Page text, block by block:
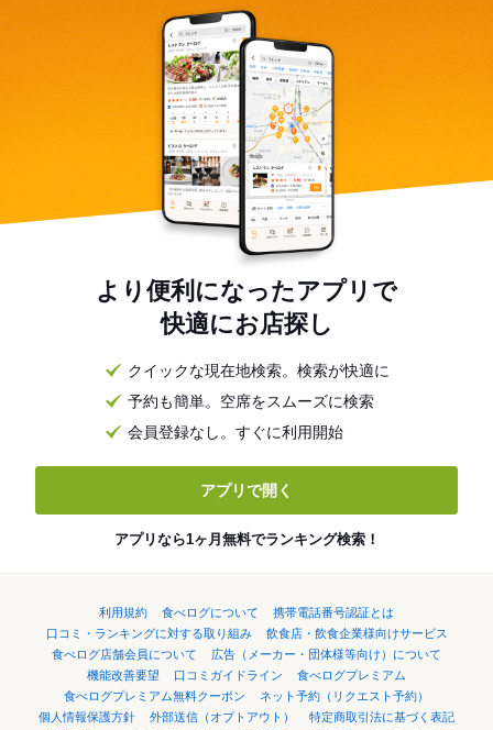
より便利になったアプリで
快適にお店探し
クイックな現在地検索。検索が快適に
予約も簡単。空席をスムーズに検索
会員登録なし。すぐに利用開始
アプリで開く
アプリなら1ヶ月無料でランキング検索！
利用規約 食べログについて
携帯電話番号認証とは
口コミ・ランキングに対する取り組み
飲食店・飲食企業様向けサービス
食べログ店舗会員について
広告（メーカー・団体様等向け）について
機能改善要望
口コミガイドライン
食べログプレミアム
食べログプレミアム無料クーポン
ネット予約（リクエスト予約）
個人情報保護方針
外部送信（オプトアウト）
特定商取引法に基づく表記